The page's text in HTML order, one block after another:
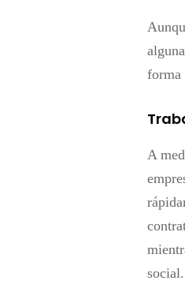
forma
A
social.